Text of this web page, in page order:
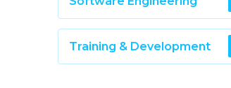
Training & Development